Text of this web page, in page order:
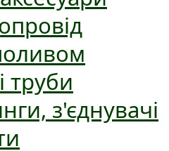
труби
з'єднувачі